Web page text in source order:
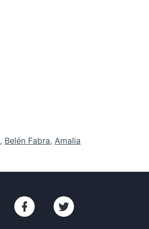
, Belén Fabra, Amalia